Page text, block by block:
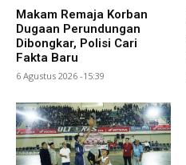
Makam Remaja Korban
Dugaan Perundungan
Dibongkar, Polisi Cari
Fakta Baru
6 Agustus 2026 -15:39